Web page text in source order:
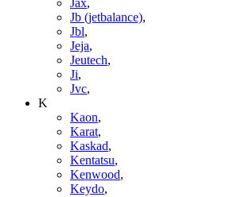
Jb (jetbalance),
Jbl,
Jeja,
Jeutech,
Ji,
Jvc,
K
Kaon,
Karat,
Kaskad,
Kentatsu,
Kenwood,
Keydo,